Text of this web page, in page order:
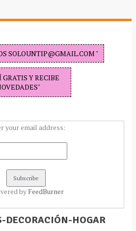
SOLOUNTIP@GMAIL.COM "
Y RECIBE
your email address:
by FeedBurner
DECORACIÓN-HOGAR